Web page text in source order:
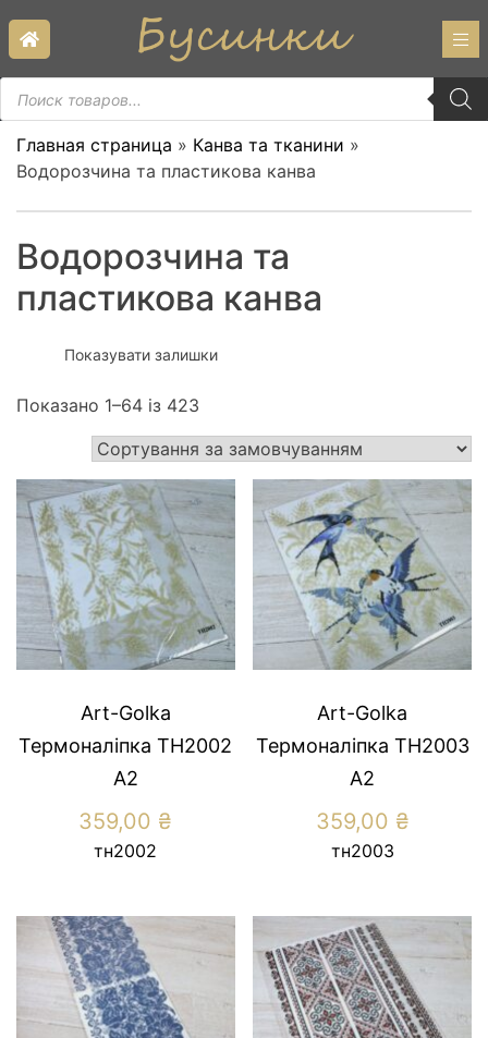
content
Пошук
товарів
Главная страница » Канва та тканини »
Водорозчина та пластикова канва
Водорозчина та
пластикова канва
Показувати залишки
Показано 1–64 із 423
Art-Golka
Термоналіпка ТН2002
А2
359,00 ₴
тн2002
Art-Golka
Термоналіпка ТН2003
А2
359,00 ₴
тн2003